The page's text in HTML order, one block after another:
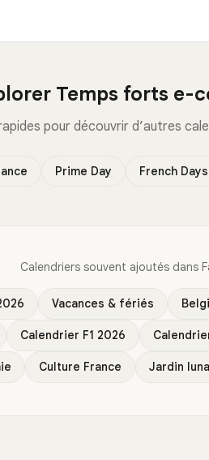
Temps forts e-
pour découvrir d’autres
Prime Day French Days
Calendriers souvent ajoutés dans
Vacances & fériés
Calendrier F1 2026
Culture France Jardin